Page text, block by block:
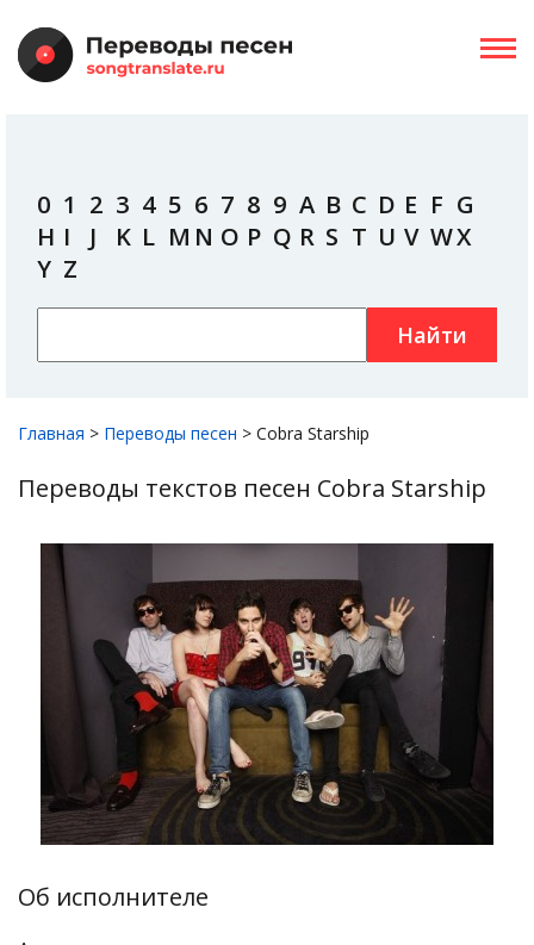
0 1 2 3 4 5 6 7 8 9 A B C D E F G
H I J K L M N O P Q R S T U V WX
Y Z
Найти
Главная > Переводы песен > Cobra Starship
Переводы текстов песен Cobra Starship
Об исполнителе